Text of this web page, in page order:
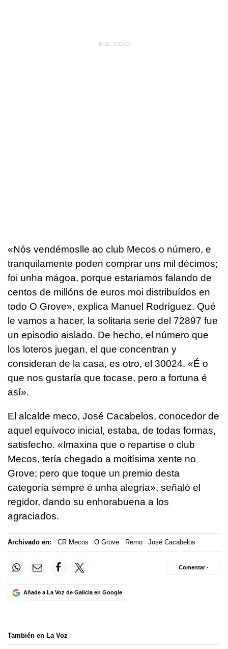
«Nós vendémoslle ao club Mecos o número, e
tranquilamente poden comprar uns mil décimos;
foi unha mágoa, porque estariamos falando de
centos de millóns de euros moi distribuídos en
todo O Grove», explica Manuel Rodríguez. Qué
le vamos a hacer, la solitaria serie del 72897 fue
un episodio aislado. De hecho, el número que
los loteros juegan, el que concentran y
consideran de la casa, es otro, el 30024. «É o
que nos gustaría que tocase, pero a fortuna é
así».
El alcalde meco, José Cacabelos, conocedor de
aquel equívoco inicial, estaba, de todas formas,
satisfecho. «Imaxina que o repartise o club
Mecos, tería chegado a moitísima xente no
Grove; pero que toque un premio desta
categoría sempre é unha alegría», señaló el
regidor, dando su enhorabuena a los
agraciados.
Archivado en: CR Mecos O Grove Remo José Cacabelos
Añade a La Voz de Galicia en Google
Comentar ·
También en La Voz